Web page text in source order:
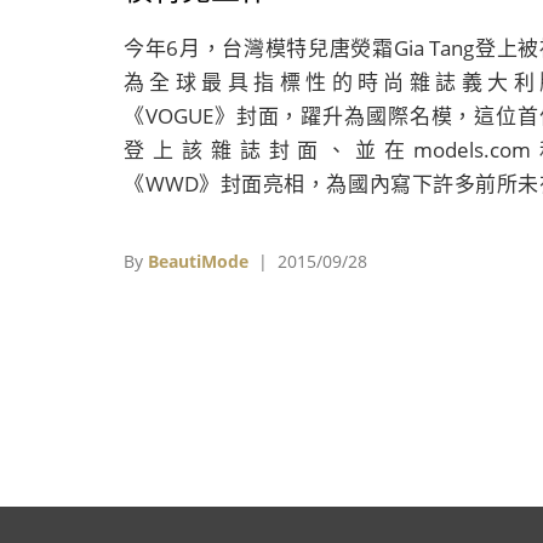
今年6月，台灣模特兒唐熒霜Gia Tang登上
為全球最具指標性的時尚雜誌義大利
《VOGUE》封面，躍升為國際名模，這位
登上該雜誌封面、並在models.com
《WWD》封面亮相，為國內寫下許多前所
訪，除了分享她的來時路，同時也要破除外界
By BeautiMode | 2015/09/28